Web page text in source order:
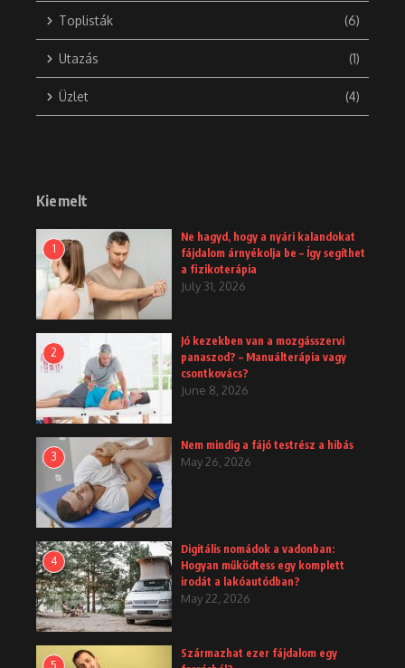
Toplisták (6)
Utazás (1)
Üzlet (4)
Kiemelt
1
Ne hagyd, hogy a nyári kalandokat
fájdalom árnyékolja be – Így segíthet
a fizikoterápia
July 31, 2026
2
Jó kezekben van a mozgásszervi
panaszod? – Manuálterápia vagy
csontkovács?
June 8, 2026
3
Nem mindig a fájó testrész a hibás
May 26, 2026
4
Digitális nomádok a vadonban:
Hogyan működtess egy komplett
irodát a lakóautódban?
May 22, 2026
5
Származhat ezer fájdalom egy